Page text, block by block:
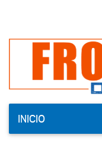
INICIO